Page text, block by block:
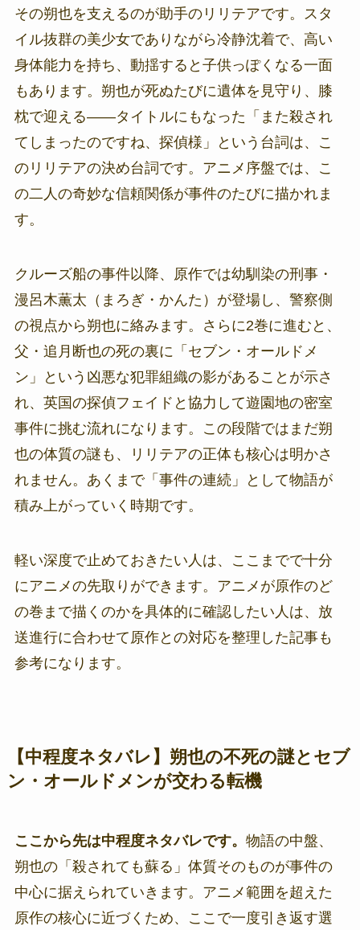
その朔也を支えるのが助手のリリテアです。スタ
イル抜群の美少女でありながら冷静沈着で、高い
身体能力を持ち、動揺すると子供っぽくなる一面
もあります。朔也が死ぬたびに遺体を見守り、膝
枕で迎える――タイトルにもなった「また殺され
てしまったのですね、探偵様」という台詞は、こ
のリリテアの決め台詞です。アニメ序盤では、こ
の二人の奇妙な信頼関係が事件のたびに描かれま
す。
クルーズ船の事件以降、原作では幼馴染の刑事・
漫呂木薫太（まろぎ・かんた）が登場し、警察側
の視点から朔也に絡みます。さらに2巻に進むと、
父・追月断也の死の裏に「セブン・オールドメ
ン」という凶悪な犯罪組織の影があることが示さ
れ、英国の探偵フェイドと協力して遊園地の密室
事件に挑む流れになります。この段階ではまだ朔
也の体質の謎も、リリテアの正体も核心は明かさ
れません。あくまで「事件の連続」として物語が
積み上がっていく時期です。
軽い深度で止めておきたい人は、ここまでで十分
にアニメの先取りができます。アニメが原作のど
の巻まで描くのかを具体的に確認したい人は、放
送進行に合わせて原作との対応を整理した記事も
参考になります。
【中程度ネタバレ】朔也の不死の謎とセブ
ン・オールドメンが交わる転機
ここから先は中程度ネタバレです。 物語の中盤、
朔也の「殺されても蘇る」体質そのものが事件の
中心に据えられていきます。アニメ範囲を超えた
原作の核心に近づくため、ここで一度引き返す選